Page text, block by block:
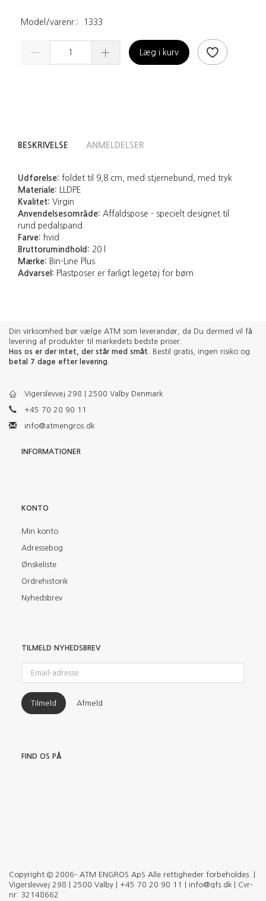
Model/varenr.: 1333
Læg i kurv
BESKRIVELSE ANMELDELSER
Udførelse: foldet til 9,8 cm, med stjernebund, med tryk
Materiale: LLDPE
Kvalitet: Virgin
Anvendelsesområde: Affaldspose - specielt designet til
rund pedalspand.
Farve: hvid
Bruttorumindhold: 20 l
Mærke: Bin-Line Plus
Advarsel: Plastposer er farligt legetøj for børn.
Din virksomhed bør vælge ATM som leverandør, da Du dermed vil få
levering af produkter til markedets bedste priser.
Hos os er der intet, der står med småt . Bestil gratis, ingen risiko og
betal 7 dage efter levering
Vigerslevvej 298 | 2500 Valby Denmark
+45 70 20 90 11
info@atmengros.dk
INFORMATIONER
KONTO
Min konto
Adressebog
Ønskeliste
Ordrehistorik
Nyhedsbrev
TILMELD NYHEDSBREV
adresse
Tilmeld Afmeld
FIND OS PÅ
Copyright © 2006– ATM ENGROS ApS Alle rettigheder forbeholdes. |
Vigerslevvej 298 | 2500 Valby | +45 70 20 90 11 | info@qfs.dk | Cvr-
nr: 32148662